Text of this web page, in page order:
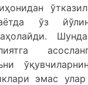
ўз
эмас улар